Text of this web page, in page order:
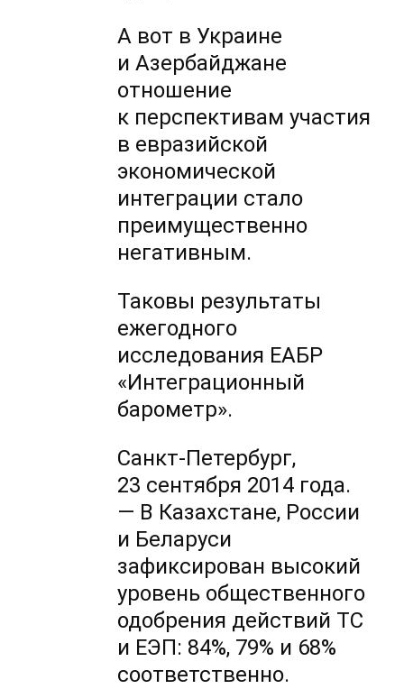
А вот в Украине
и Азербайджане
отношение
к перспективам участия
в евразийской
экономической
интеграции стало
преимущественно
негативным.
Таковы результаты
ежегодного
исследования ЕАБР
«Интеграционный
барометр».
Санкт-Петербург,
23 сентября 2014 года.
— В Казахстане, России
и Беларуси
зафиксирован высокий
уровень общественного
одобрения действий ТС
и ЕЭП: 84%, 79% и 68%
соответственно.